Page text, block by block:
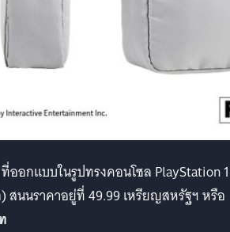
ออกแบบในรูปทรงคอนโซล PlayStation 1
สนนราคาอยู่ที่ 49.99 เหรียญสหรัฐฯ หรือ